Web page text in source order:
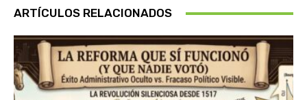
ARTÍCULOS RELACIONADOS